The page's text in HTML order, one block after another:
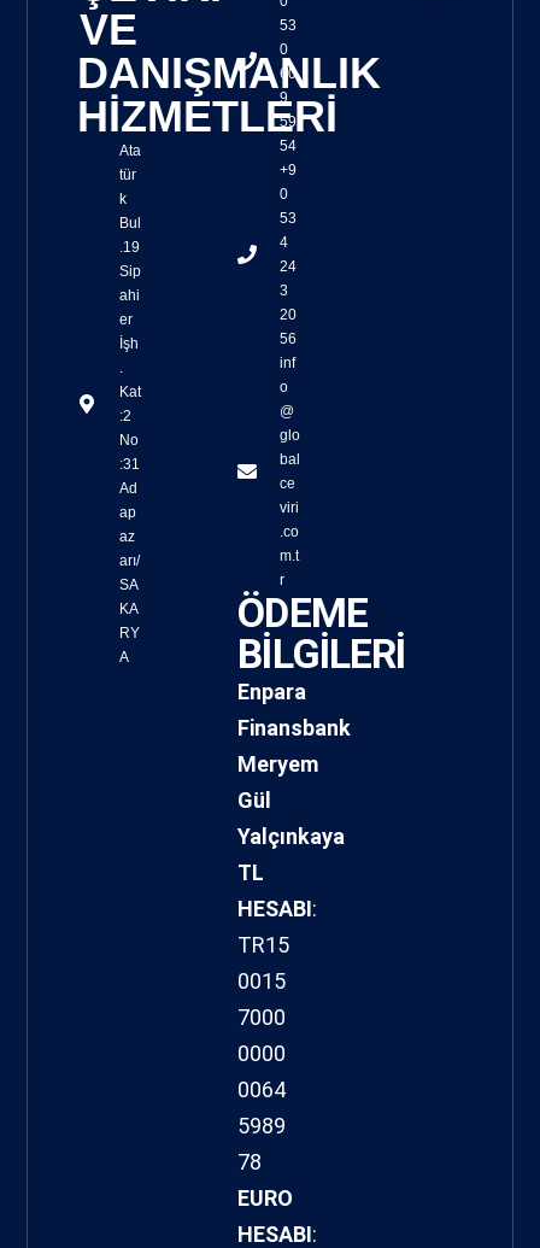
VE
DANIŞMANLIK
HİZMETLERİ
Ata
tür
k
Bul
.19
Sip
ahi
er
İşh
.
Kat
:2
No
:31
Ad
ap
az
arı/
SA
KA
RY
A
53
0
60
9
59
54
+9
0
53
4
24
3
20
56
inf
o
@
glo
bal
ce
viri
.co
m.t
r
ÖDEME
BİLGİLERİ
Enpara
Finansbank
Meryem
Gül
Yalçınkaya
TL
HESABI:
TR15
0015
7000
0000
0064
5989
78
EURO
HESABI: